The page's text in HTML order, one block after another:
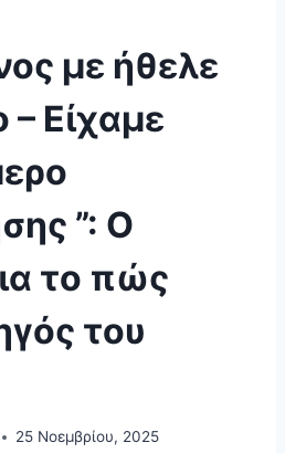
με ήθελε
Είχαμε
”: Ο
το πώς
του
25 Νοεμβρίου, 2025